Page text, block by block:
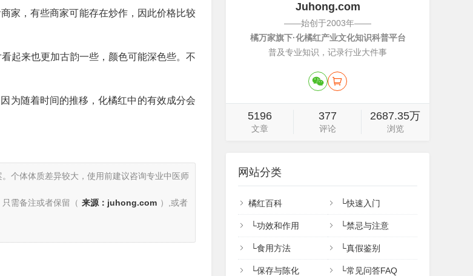
家，有些商家可能存在炒作，因此价格比较
起来也更加古韵一些，颜色可能深色些。不
为随着时间的推移，化橘红中的有效成分会
个体体质差异较大，使用前建议咨询专业中医师
需备注或者保留（ 来源：juhong.com ）,或者
Juhong.com
——始创于2003年——
橘万家旗下·化橘红产业文化知识科普平台
普及专业知识，记录行业大件事
5196
文章
377
评论
2687.35万
浏览
网站分类
橘红百科 └快速入门
└功效和作用 └禁忌与注意
└食用方法 └真假鉴别
└保存与陈化 └常见问答FAQ